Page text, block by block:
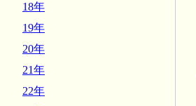
18年
19年
20年
21年
22年